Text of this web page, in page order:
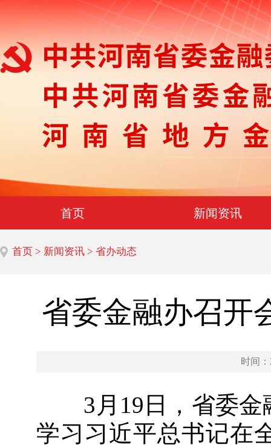
首页 新闻资讯
首页 > 新闻资讯 > 省办动态
省委金融办召开
时间：
3月19日，省委金
学习习近平总书记在